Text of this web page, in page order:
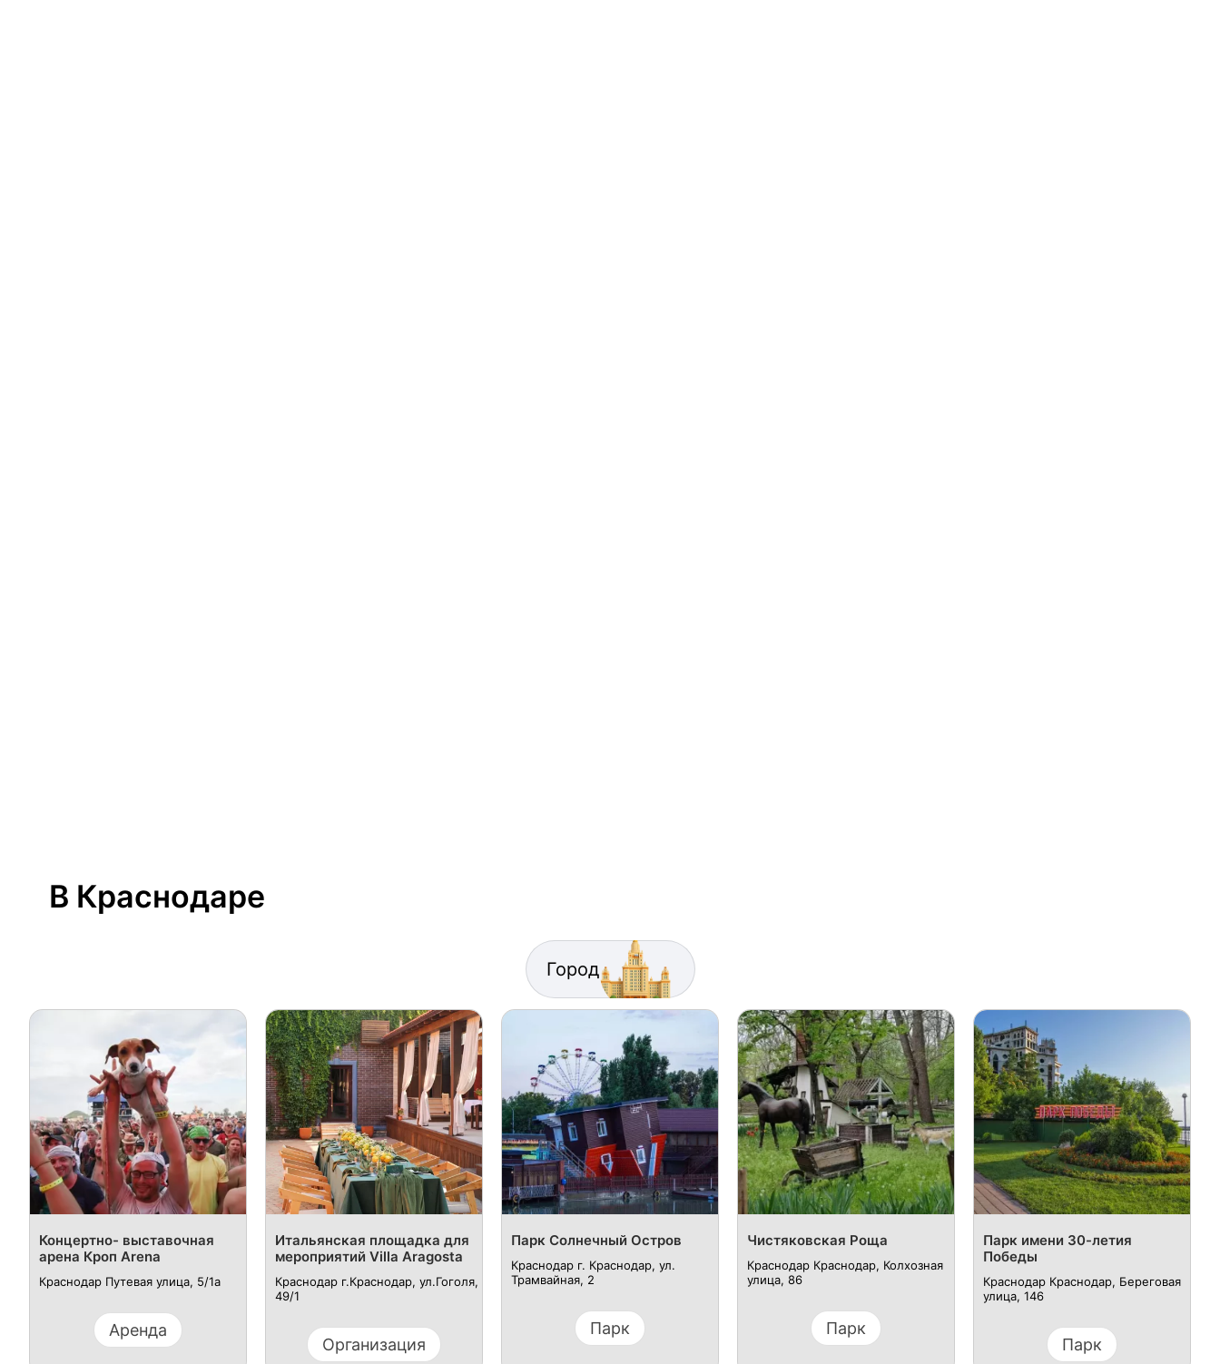
В Краснодаре
Город
Концертно- выставочная
арена Кроп Arena
Краснодар Путевая улица, 5/1а
Аренда
Итальянская площадка для
мероприятий Villa Aragosta
Краснодар г.Краснодар, ул.Гоголя,
49/1
Организация
Парк Солнечный Остров
Краснодар г. Краснодар, ул.
Трамвайная, 2
Парк
Чистяковская Роща
Краснодар Краснодар, Колхозная
улица, 86
Парк
Парк имени 30-летия
Победы
Краснодар Краснодар, Береговая
улица, 146
Парк